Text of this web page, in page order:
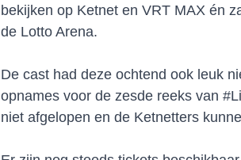
bekijken op Ketnet en VRT MAX én
de Lotto Arena.
De cast had deze ochtend ook leuk
opnames voor de zesde reeks van
niet afgelopen en de Ketnetters